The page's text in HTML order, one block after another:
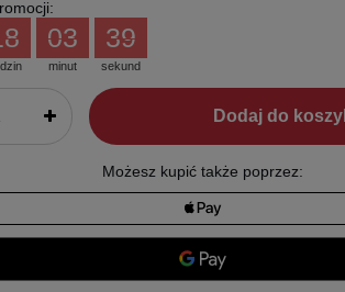
minut
03
sekund
38
Dodaj do
Możesz kupić także poprzez: